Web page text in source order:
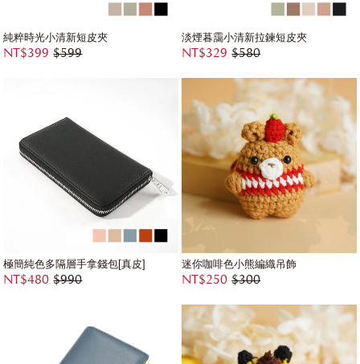
純粹時光小清新短皮夾
NT$399 $599
淡煙暮靄小清新拉鍊短皮夾
NT$329 $580
極簡純色多隔層手拿錢包[真皮]
NT$480 $990
迷你咖啡色小熊編織吊飾
NT$250 $300